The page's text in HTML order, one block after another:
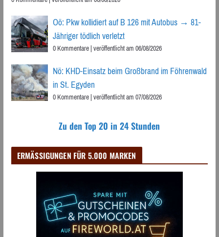
Oö: Pkw kollidiert auf B 126 mit Autobus → 81-
Jähriger tödlich verletzt
0 Kommentare|veröffentlicht am 06/08/2026
Nö: KHD-Einsatz beim Großbrand im Föhrenwald
in St. Egyden
0 Kommentare|veröffentlicht am 07/08/2026
Zu den Top 20 in 24 Stunden
ERMÄSSIGUNGEN FÜR 5.000 MARKEN